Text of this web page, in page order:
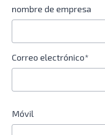
nombre de empresa
Correo electrónico*
Móvil